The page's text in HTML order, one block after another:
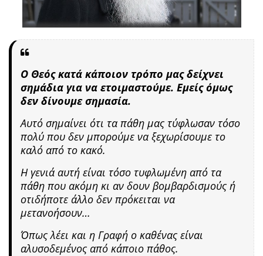
Ο Θεός κατά κάποιον τρόπο μας δείχνει
σημάδια για να ετοιμαστούμε. Εμείς όμως
δεν δίνουμε σημασία.
Αυτό σημαίνει ότι τα πάθη μας τύφλωσαν τόσο
πολύ που δεν μπορούμε να ξεχωρίσουμε το
καλό από το κακό.
Η γενιά αυτή είναι τόσο τυφλωμένη από τα
πάθη που ακόμη κι αν δουν βομβαρδισμούς ή
οτιδήποτε άλλο δεν πρόκειται να
μετανοήσουν…
Όπως λέει και η Γραφή ο καθένας είναι
αλυσοδεμένος από κάποιο πάθος.